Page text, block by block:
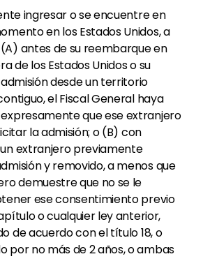
ingresar o se encuentre en
en los Estados Unidos, a
antes de su reembarque en
de los Estados Unidos o su
desde un territorio
el Fiscal General haya
que ese extranjero
la admisión; o (B) con
extranjero previamente
y removido, a menos que
demuestre que no se le
ese consentimiento previo
o cualquier ley anterior,
de acuerdo con el título 18, o
por no más de 2 años, o ambas